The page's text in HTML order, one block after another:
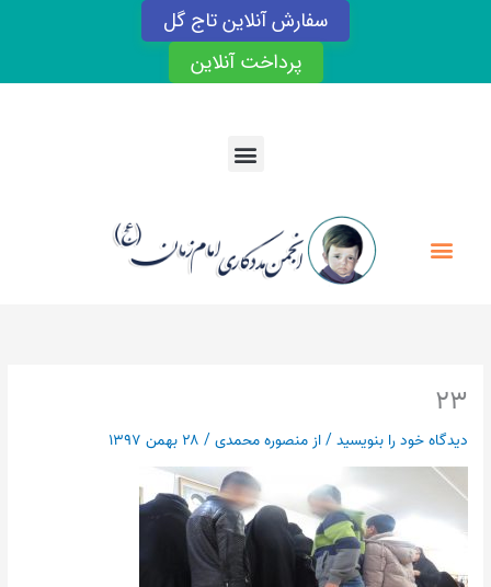
سفارش آنلاین تاج گل
پرداخت آنلاین
Menu
۲۳
دیدگاه‌ خود را بنویسید/ از منصوره محمدی/ ۲۸ بهمن ۱۳۹۷